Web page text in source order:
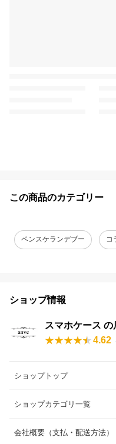
この商品のカテゴリー
ペンスケランデブー コ
ショップ情報
スマホケース
4.62
ショップトップ
ショップカテゴリ一覧
会社概要（支払・配送方法）